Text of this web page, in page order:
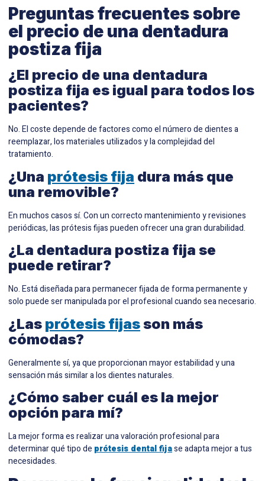
Preguntas frecuentes sobre
el precio de una dentadura
postiza fija
¿El precio de una dentadura
postiza fija es igual para todos los
pacientes?
No. El coste depende de factores como el número de dientes a
reemplazar, los materiales utilizados y la complejidad del
tratamiento.
¿Una prótesis fija dura más que
una removible?
En muchos casos sí. Con un correcto mantenimiento y revisiones
periódicas, las prótesis fijas pueden ofrecer una gran durabilidad.
¿La dentadura postiza fija se
puede retirar?
No. Está diseñada para permanecer fijada de forma permanente y
solo puede ser manipulada por el profesional cuando sea necesario.
¿Las prótesis fijas son más
cómodas?
Generalmente sí, ya que proporcionan mayor estabilidad y una
sensación más similar a los dientes naturales.
¿Cómo saber cuál es la mejor
opción para mí?
La mejor forma es realizar una valoración profesional para
determinar qué tipo de prótesis dental fijase adapta mejor a tus
necesidades.